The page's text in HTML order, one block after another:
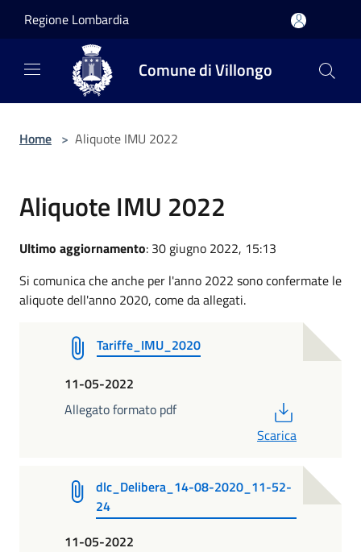
Regione Lombardia
Comune di Villongo
Home > Aliquote IMU 2022
Aliquote IMU 2022
Ultimo aggiornamento: 30 giugno 2022, 15:13
Si comunica che anche per l'anno 2022 sono confermate le
aliquote dell'anno 2020, come da allegati.
Tariffe_IMU_2020
11-05-2022
Allegato formato pdf
Scarica
dlc_Delibera_14-08-2020_11-52-
24
11-05-2022